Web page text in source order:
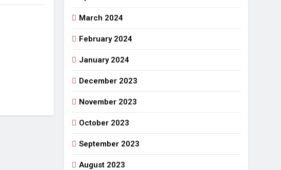
March 2024
February 2024
January 2024
December 2023
November 2023
October 2023
September 2023
August 2023